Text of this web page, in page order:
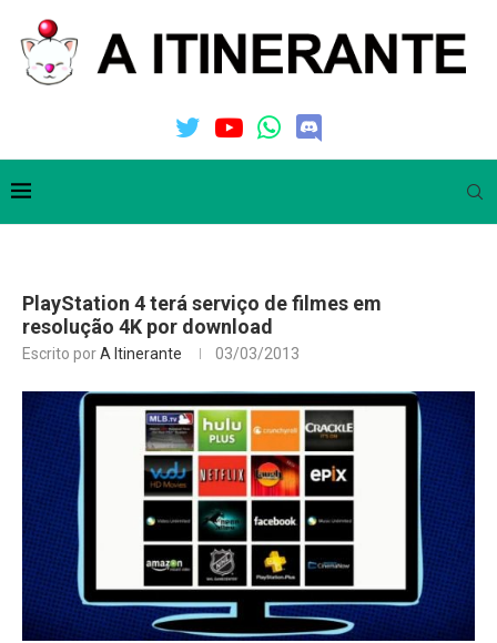
PlayStation 4 terá serviço de filmes em
resolução 4K por download
Escrito porA Itinerante 03/03/2013